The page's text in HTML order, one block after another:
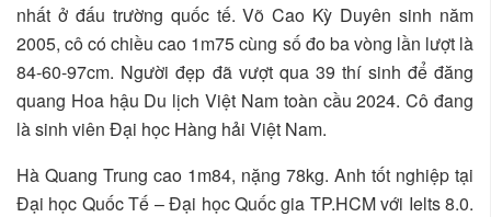
nhất ở đấu trường quốc tế. Võ Cao Kỳ Duyên sinh năm
2005, cô có chiều cao 1m75 cùng số đo ba vòng lần lượt là
84-60-97cm. Người đẹp đã vượt qua 39 thí sinh để đăng
quang Hoa hậu Du lịch Việt Nam toàn cầu 2024. Cô đang
là sinh viên Đại học Hàng hải Việt Nam.
Hà Quang Trung cao 1m84, nặng 78kg. Anh tốt nghiệp tại
Đại học Quốc Tế – Đại học Quốc gia TP.HCM với Ielts 8.0.